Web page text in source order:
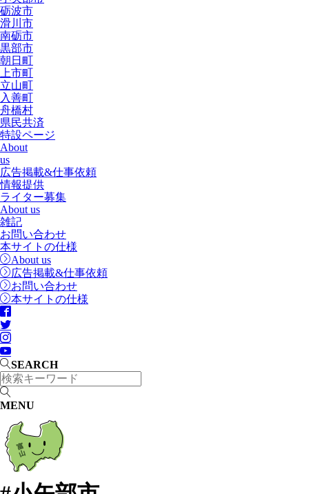
砺波市
滑川市
南砺市
黒部市
朝日町
上市町
立山町
入善町
舟橋村
県民共済
特設ページ
About
us
広告掲載&仕事依頼
情報提供
ライター募集
About us
雑記
お問い合わせ
本サイトの仕様
About us
広告掲載&仕事依頼
お問い合わせ
本サイトの仕様
SEARCH
MENU